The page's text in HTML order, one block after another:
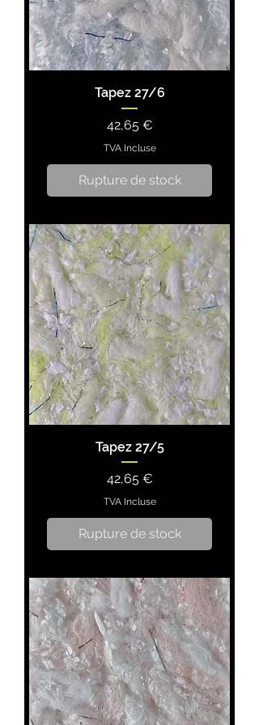
Tapez 27/6
Prix
42,65 €
TVA Incluse
Rupture de stock
Tapez 27/5
Prix
42,65 €
TVA Incluse
Rupture de stock